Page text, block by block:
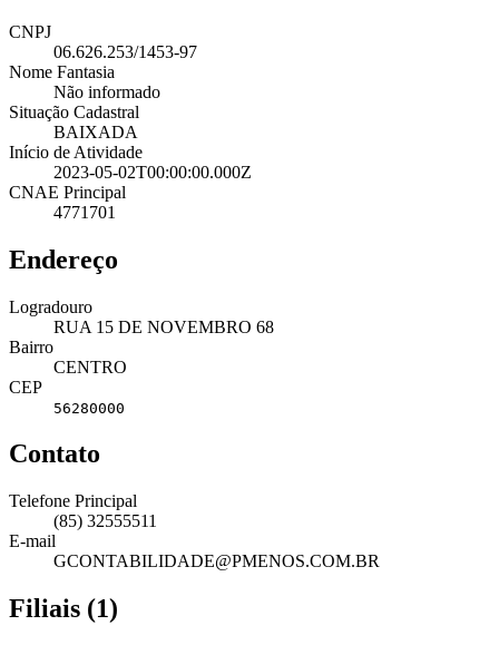
CNPJ
06.626.253/1453-97
Nome Fantasia
Não informado
Situação Cadastral
BAIXADA
Início de Atividade
2023-05-02T00:00:00.000Z
CNAE Principal
4771701
Endereço
Logradouro
RUA 15 DE NOVEMBRO 68
Bairro
CENTRO
CEP
56280000
Contato
Telefone Principal
(85) 32555511
E-mail
GCONTABILIDADE@PMENOS.COM.BR
Filiais (1)